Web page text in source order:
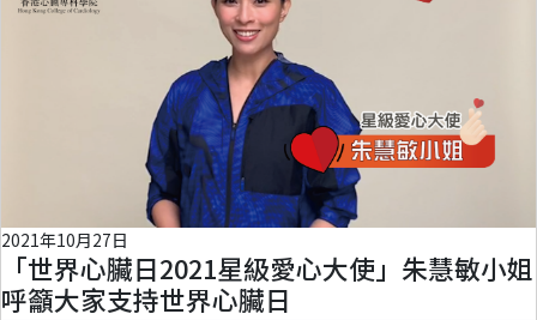
2021年10月27日
「世界心臟日2021星級愛心大使」朱慧敏小姐
呼籲大家支持世界心臟日